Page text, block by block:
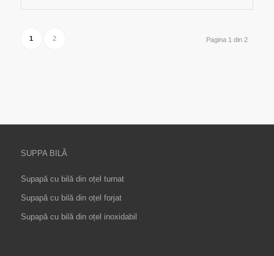
Pagina 1 din 2
1 2
SUPPA BILĂ
Supapă cu bilă din oțel turnat
Supapă cu bilă din oțel forjat
Supapă cu bilă din oțel inoxidabil